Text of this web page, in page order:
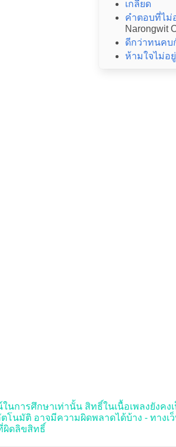
เกลียด
คำตอบที่ไม่
Narongwit
ดีกว่าทนคบ
ห้ามใจไม่อยู่
นการศึกษาเท่านั้น สิทธิ์ในเนื้อเพลงยังค
โนมัติ อาจมีความผิดพลาดได้บ้าง - ทาง
ผิดลิขสิทธิ์